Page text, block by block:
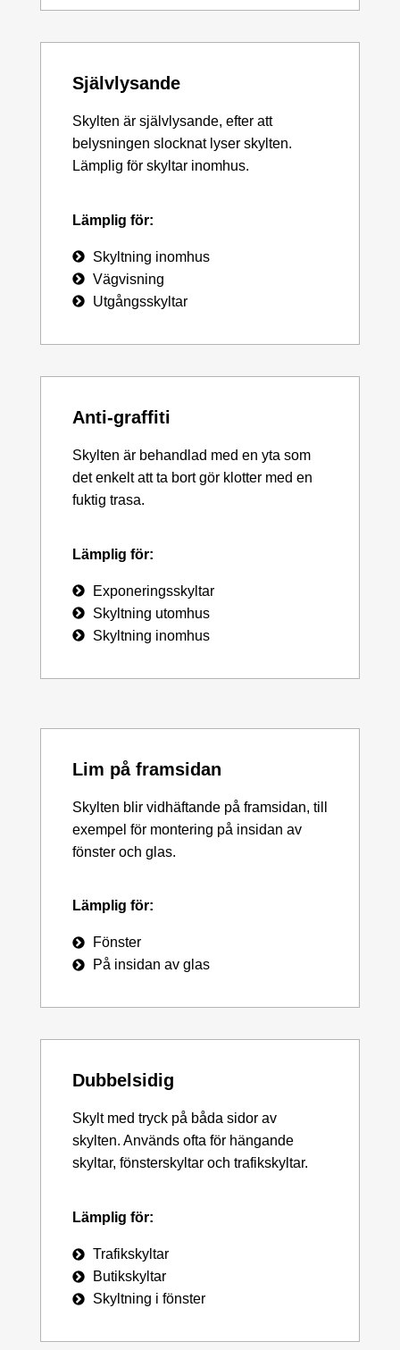
Självlysande
Skylten är självlysande, efter att
belysningen slocknat lyser skylten.
Lämplig för skyltar inomhus.
Lämplig för:
Skyltning inomhus
Vägvisning
Utgångsskyltar
Anti-graffiti
Skylten är behandlad med en yta som
det enkelt att ta bort gör klotter med en
fuktig trasa.
Lämplig för:
Exponeringsskyltar
Skyltning utomhus
Skyltning inomhus
Lim på framsidan
Skylten blir vidhäftande på framsidan, till
exempel för montering på insidan av
fönster och glas.
Lämplig för:
Fönster
På insidan av glas
Dubbelsidig
Skylt med tryck på båda sidor av
skylten. Används ofta för hängande
skyltar, fönsterskyltar och trafikskyltar.
Lämplig för:
Trafikskyltar
Butikskyltar
Skyltning i fönster